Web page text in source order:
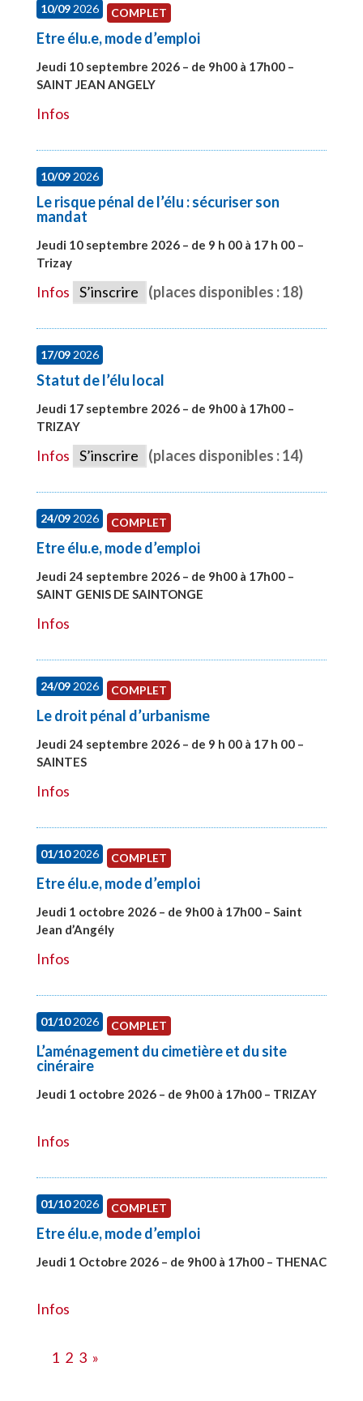
10/092026 COMPLET
Etre élu.e, mode d’emploi
Jeudi 10 septembre 2026 – de 9h00 à 17h00 –
SAINT JEAN ANGELY
Infos
10/092026
Le risque pénal de l’élu : sécuriser son
mandat
Jeudi 10 septembre 2026 – de 9 h 00 à 17 h 00 –
Trizay
Infos S’inscrire (places disponibles : 18)
17/092026
Statut de l’élu local
Jeudi 17 septembre 2026 – de 9h00 à 17h00 –
TRIZAY
Infos S’inscrire (places disponibles : 14)
24/092026 COMPLET
Etre élu.e, mode d’emploi
Jeudi 24 septembre 2026 – de 9h00 à 17h00 –
SAINT GENIS DE SAINTONGE
Infos
24/092026 COMPLET
Le droit pénal d’urbanisme
Jeudi 24 septembre 2026 – de 9 h 00 à 17 h 00 –
SAINTES
Infos
01/102026 COMPLET
Etre élu.e, mode d’emploi
Jeudi 1 octobre 2026 – de 9h00 à 17h00 – Saint
Jean d’Angély
Infos
01/102026 COMPLET
L’aménagement du cimetière et du site
cinéraire
Jeudi 1 octobre 2026 – de 9h00 à 17h00 – TRIZAY
Infos
01/102026 COMPLET
Etre élu.e, mode d’emploi
Jeudi 1 Octobre 2026 – de 9h00 à 17h00 – THENAC
Infos
1 2 3 »